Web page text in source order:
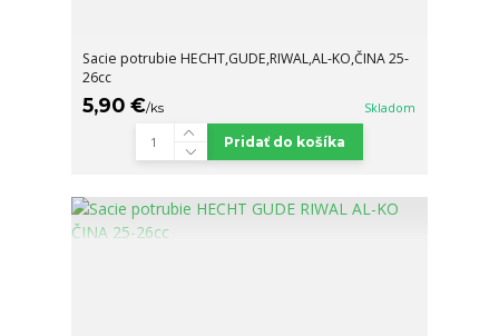
Sacie potrubie HECHT,GUDE,RIWAL,AL-KO,ČINA 25-
26cc
5,90 €/ks Skladom
Pridať do košíka